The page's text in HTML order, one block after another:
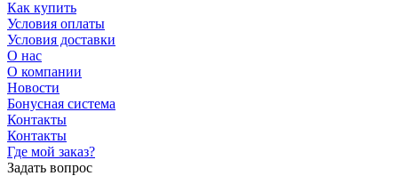
Как купить
Условия оплаты
Условия доставки
О нас
О компании
Новости
Бонусная система
Контакты
Контакты
Где мой заказ?
Задать вопрос